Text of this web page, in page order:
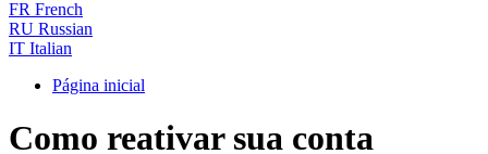
FR French
RU Russian
IT Italian
Página inicial
Como reativar sua conta